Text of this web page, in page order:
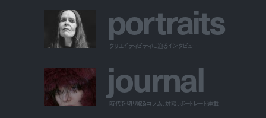
portraits
クリエイティビティに迫るインタビュー
journal
時代を切り取るコラム、対談、ポートレート連載